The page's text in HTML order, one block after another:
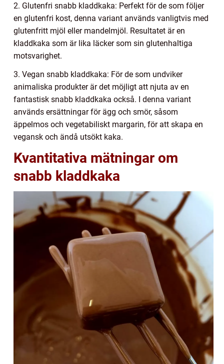
2. Glutenfri snabb kladdkaka: Perfekt för de som följer
en glutenfri kost, denna variant används vanligtvis med
glutenfritt mjöl eller mandelmjöl. Resultatet är en
kladdkaka som är lika läcker som sin glutenhaltiga
motsvarighet.
3. Vegan snabb kladdkaka: För de som undviker
animaliska produkter är det möjligt att njuta av en
fantastisk snabb kladdkaka också. I denna variant
används ersättningar för ägg och smör, såsom
äppelmos och vegetabiliskt margarin, för att skapa en
vegansk och ändå utsökt kaka.
Kvantitativa mätningar om
snabb kladdkaka